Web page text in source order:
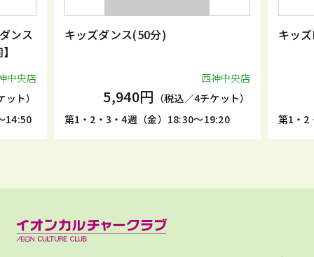
ンス
中央店
ト）
14:50
キッズダンス(50分)
西神中央店
5,940円 （税込／4チケット）
第1・2・3・4週（金）18:30～19:20
キッ
第1・2